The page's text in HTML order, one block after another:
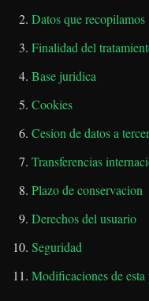
Datos que recopilamos
Finalidad del
Base juridica
Cookies
Cesion de datos a
Transferencias
Plazo de conservacion
Derechos del usuario
Seguridad
Modificaciones de